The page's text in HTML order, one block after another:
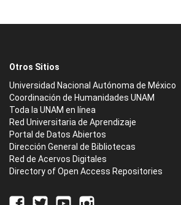
Otros Sitios
Universidad Nacional Autónoma de México
Coordinación de Humanidades UNAM
Toda la UNAM en línea
Red Universitaria de Aprendizaje
Portal de Datos Abiertos
Dirección General de Bibliotecas
Red de Acervos Digitales
Directory of Open Access Repositories